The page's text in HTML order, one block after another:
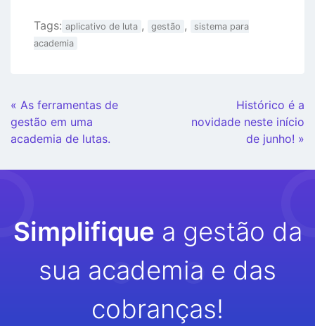
Tags: aplicativo de luta , gestão ,
sistema para
academia
Continue
Lendo
« As ferramentas de
gestão em uma
academia de lutas.
Histórico é a
novidade neste início
de junho! »
Simplifique a gestão da
sua academia e das
cobranças!